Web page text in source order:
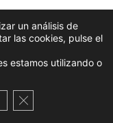
un análisis de
las cookies, pulse el
estamos utilizando o
Cerrar el banner de